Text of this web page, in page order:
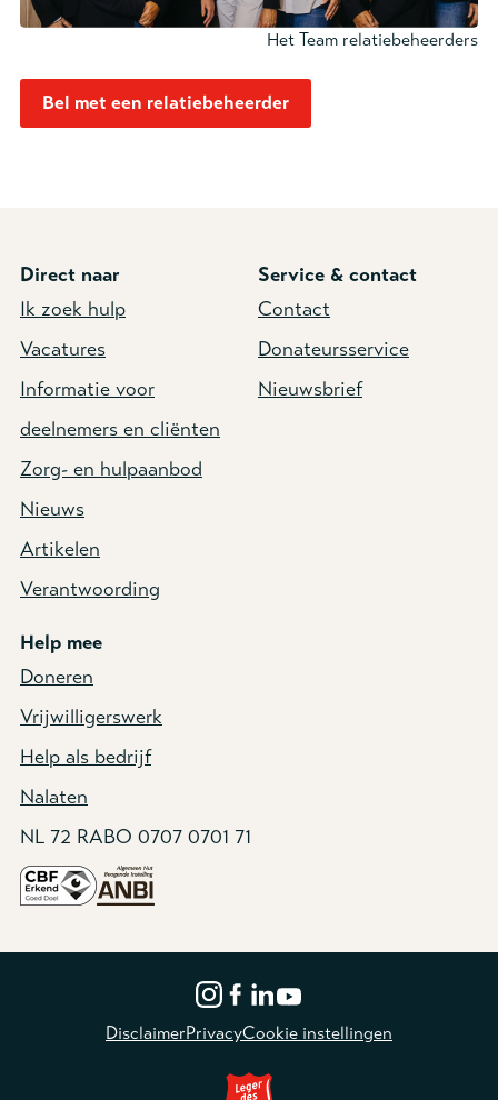
Het Team relatiebeheerders
Bel met een relatiebeheerder
Direct naar
Ik zoek hulp
Vacatures
Informatie voor
deelnemers en cliënten
Zorg- en hulpaanbod
Nieuws
Artikelen
Verantwoording
Service & contact
Contact
Donateursservice
Nieuwsbrief
Help mee
Doneren
Vrijwilligerswerk
Help als bedrijf
Nalaten
NL 72 RABO 0707 0701 71
DisclaimerPrivacyCookie instellingen